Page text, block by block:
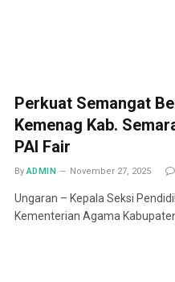
Perkuat Semangat
Kemenag Kab.
PAI Fair
By ADMIN November 27, 2025
Ungaran – Kepala Seksi
Kementerian Agama